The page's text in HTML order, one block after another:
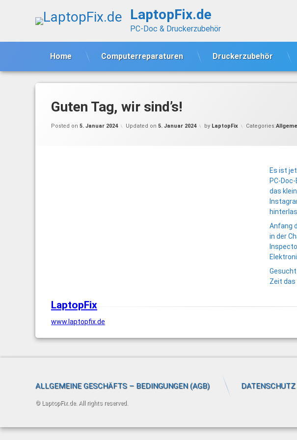
LaptopFix.de
PC-Doc & Druckerzubehör
Home Computerreparaturen Druckerzubehör
Guten Tag, wir sind’s!
Posted on 5. Januar 2024 Updated on 5. Januar 2024 by LaptopFix Categories:
Es ist
PC-
das
Anfang
in der
Zeit das
LaptopFix
www.laptopfix.de
ALLGEMEINE GESCHÄFTS – BEDINGUNGEN (AGB) DATENSCHUTZ
© LaptopFix.de. All rights reserved.